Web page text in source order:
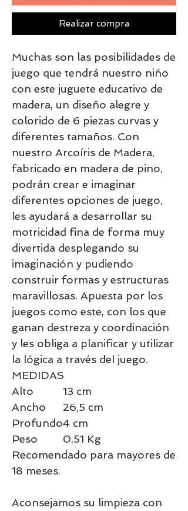
Realizar compra
Muchas son las posibilidades de
juego que tendrá nuestro niño
con este juguete educativo de
madera, un diseño alegre y
colorido de 6 piezas curvas y
diferentes tamaños. Con
nuestro Arcoíris de Madera,
fabricado en madera de pino,
podrán crear e imaginar
diferentes opciones de juego,
les ayudará a desarrollar su
motricidad fina de forma muy
divertida desplegando su
imaginación y pudiendo
construir formas y estructuras
maravillosas. Apuesta por los
juegos como este, con los que
ganan destreza y coordinación
y les obliga a planificar y utilizar
la lógica a través del juego.
MEDIDAS
Alto
13 cm
Ancho
26,5 cm
Profundo4 cm
Peso
0,51 Kg
Recomendado para mayores de
18 meses.
Aconsejamos su limpieza con